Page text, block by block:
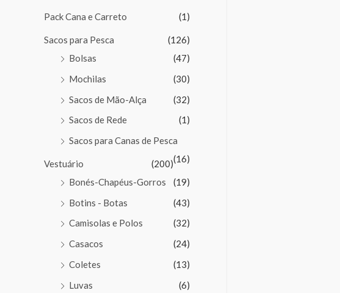
Pack Cana e Carreto (1)
Sacos para Pesca
(126)
Bolsas
(47)
Mochilas
(30)
Sacos de Mão-Alça
(32)
Sacos de Rede
(1)
Sacos para Canas de Pesca
(16)
Vestuário
(200)
Bonés-Chapéus-Gorros
(19)
Botins - Botas
(43)
Camisolas e Polos
(32)
Casacos
(24)
Coletes
(13)
Luvas
(6)